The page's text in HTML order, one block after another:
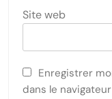
Site web
Enregistrer
dans le